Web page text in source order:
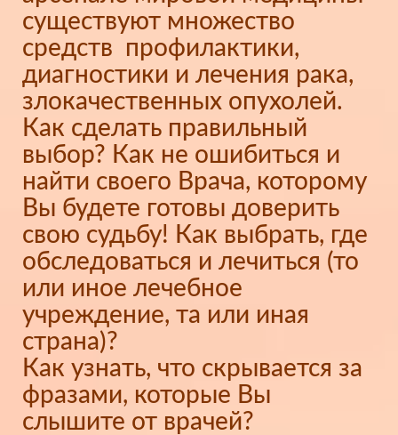
существуют множество
средств профилактики,
диагностики и лечения рака,
злокачественных опухолей.
Как сделать правильный
выбор? Как не ошибиться и
найти своего Врача, которому
Вы будете готовы доверить
свою судьбу! Как выбрать, где
обследоваться и лечиться (то
или иное лечебное
учреждение, та или иная
страна)?
Как узнать, что скрывается за
фразами, которые Вы
слышите от врачей?